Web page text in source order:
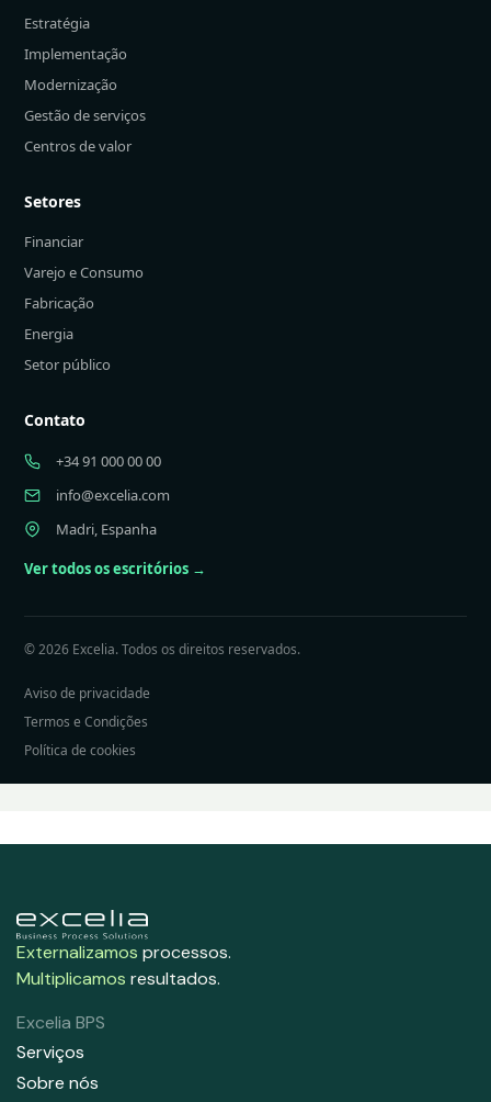
Estratégia
Implementação
Modernização
Gestão de serviços
Centros de valor
Setores
Financiar
Varejo e Consumo
Fabricação
Energia
Setor público
Contato
+34 91 000 00 00
info@excelia.com
Madri, Espanha
Ver todos os escritórios →
© 2026 Excelia. Todos os direitos reservados.
Aviso de privacidade
Termos e Condições
Política de cookies
Externalizamos processos.
Multiplicamos resultados.
Excelia BPS
Serviços
Sobre nós